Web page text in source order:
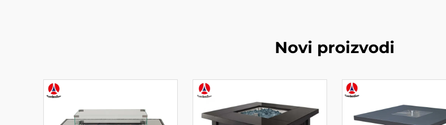
Novi proizvodi